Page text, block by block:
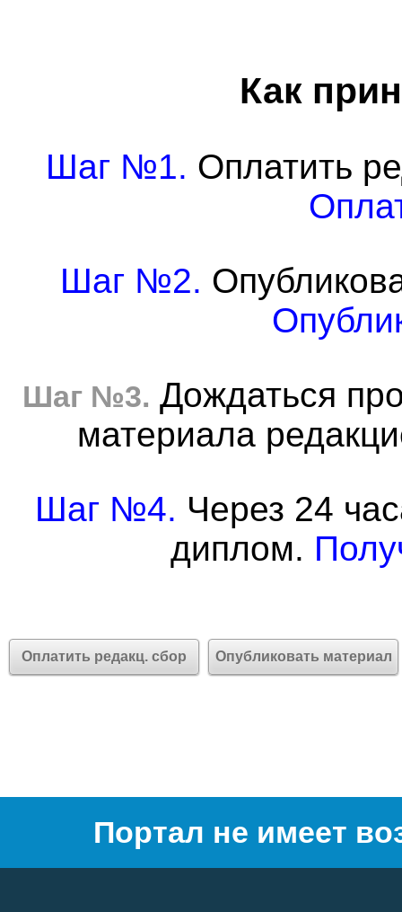
Как
Шаг №1. Оплатить
Шаг №2.
Шаг №3. Дождаться
материала
Шаг №4. Через 24
диплом.
Оплатить редакц. сбор Опубликовать материал
Портал не имеет